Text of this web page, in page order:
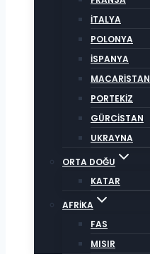
İTALYA
POLONYA
İSPANYA
MACARİSTAN
PORTEKİZ
GÜRCİSTAN
UKRAYNA
ORTA DOĞU
KATAR
AFRİKA
FAS
MISIR